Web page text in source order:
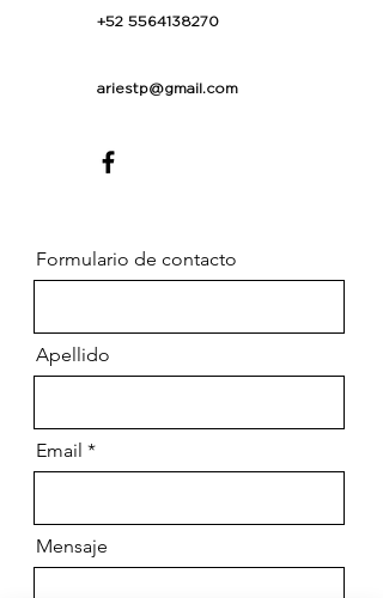
+52 5564138270
ariestp@gmail.com
Formulario de contacto
Apellido
Email
Mensaje